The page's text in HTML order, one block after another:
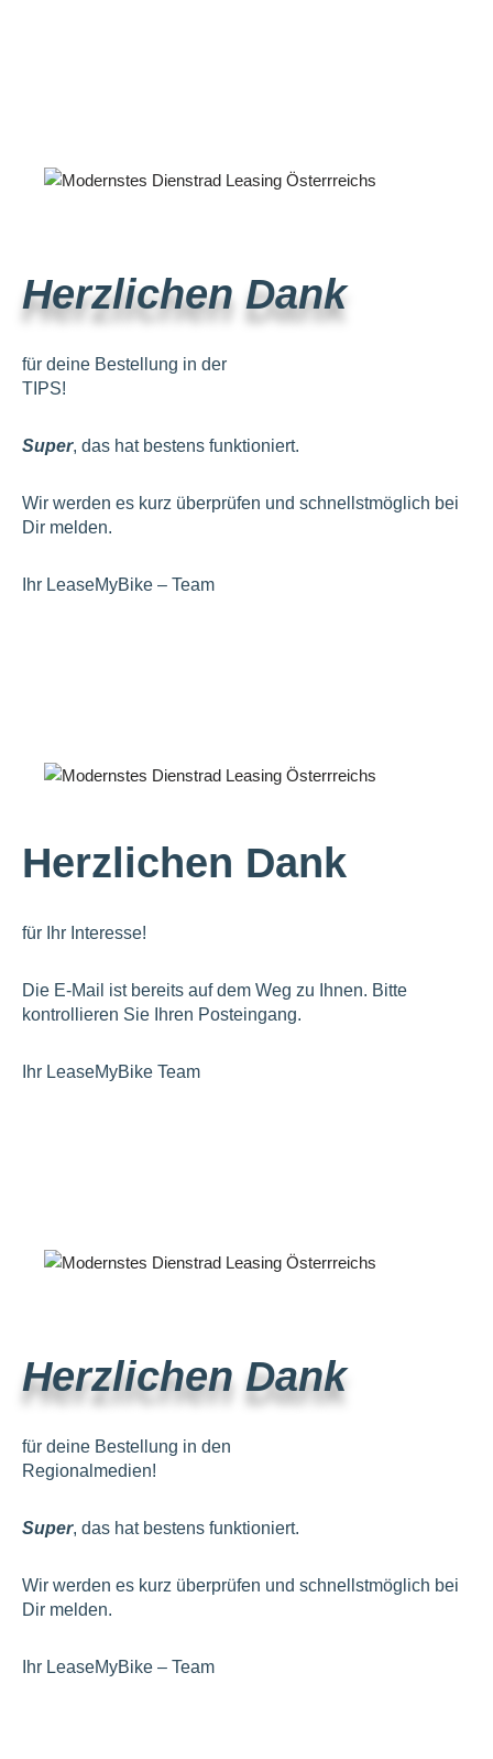
Herzlichen Dank
für deine Bestellung in der
TIPS!
Super, das hat bestens funktioniert.
Wir werden es kurz überprüfen und schnellstmöglich bei
Dir melden.
Ihr LeaseMyBike – Team
Herzlichen Dank
für Ihr Interesse!
Die E-Mail ist bereits auf dem Weg zu Ihnen. Bitte
kontrollieren Sie Ihren Posteingang.
Ihr LeaseMyBike Team
Herzlichen Dank
für deine Bestellung in den
Regionalmedien!
Super, das hat bestens funktioniert.
Wir werden es kurz überprüfen und schnellstmöglich bei
Dir melden.
Ihr LeaseMyBike – Team